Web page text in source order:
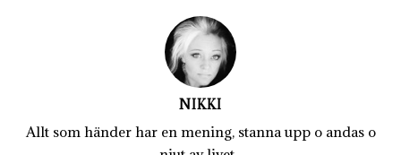
NIKKI
Allt som händer har en mening, stanna upp o andas o